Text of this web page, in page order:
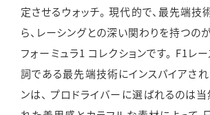
定させるウォッチ。 現代的で、最先端技
ら、レーシングとの深い関わりを持つのが
フォーミュラ1 コレクションです。 F1レ
詞である最先端技術にインスパイアされ
ンは、 プロドライバーに選ばれるのは当